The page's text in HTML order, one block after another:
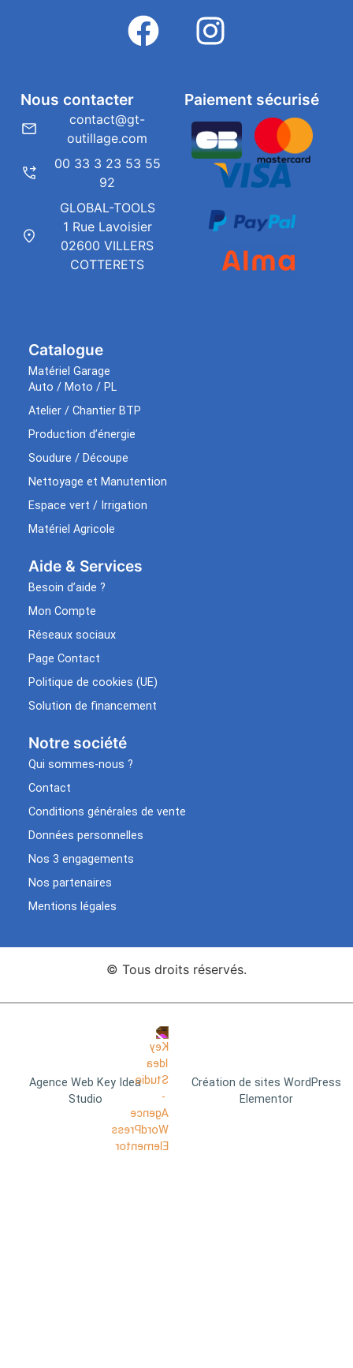
Catalogue
Matériel Garage
Auto / Moto / PL
Atelier / Chantier BTP
Production d’énergie
Soudure / Découpe
Nettoyage et Manutention
Espace vert / Irrigation
Matériel Agricole
Aide & Services​
Besoin d’aide ?
Mon Compte
Réseaux sociaux
Page Contact
Politique de cookies (UE)
Solution de financement
Notre société
Qui sommes-nous ?
Contact
Conditions générales de vente
Données personnelles
Nos 3 engagements
Nos partenaires
Mentions légales
Paiement sécurisé
Nous contacter
contact@gt-
outillage.com
00 33 3 23 53 55
92
GLOBAL-TOOLS
1 Rue Lavoisier
02600 VILLERS
COTTERETS
© Tous droits réservés.
Agence Web Key Idea
Studio
Création de sites WordPress
Elementor